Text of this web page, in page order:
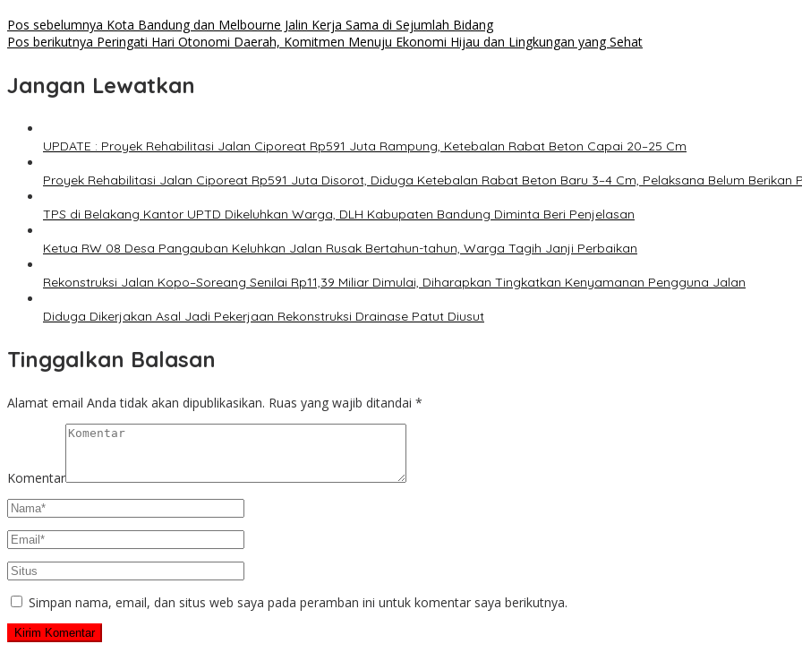
Pos sebelumnya Kota Bandung dan Melbourne Jalin Kerja Sama di Sejumlah Bidang
Pos berikutnya Peringati Hari Otonomi Daerah, Komitmen Menuju Ekonomi Hijau dan Lingkungan yang Sehat
Jangan Lewatkan
UPDATE : Proyek Rehabilitasi Jalan Ciporeat Rp591 Juta Rampung, Ketebalan Rabat Beton Capai 20–25 Cm
Proyek Rehabilitasi Jalan Ciporeat Rp591 Juta Disorot, Diduga Ketebalan Rabat Beton Baru 3–4 Cm, Pelaksana Belum Berikan
TPS di Belakang Kantor UPTD Dikeluhkan Warga, DLH Kabupaten Bandung Diminta Beri Penjelasan
Ketua RW 08 Desa Pangauban Keluhkan Jalan Rusak Bertahun-tahun, Warga Tagih Janji Perbaikan
Rekonstruksi Jalan Kopo–Soreang Senilai Rp11,39 Miliar Dimulai, Diharapkan Tingkatkan Kenyamanan Pengguna Jalan
Diduga Dikerjakan Asal Jadi Pekerjaan Rekonstruksi Drainase Patut Diusut
Tinggalkan Balasan
Alamat email Anda tidak akan dipublikasikan. Ruas yang wajib ditandai *
Komentar
Simpan nama, email, dan situs web saya pada peramban ini untuk komentar saya berikutnya.